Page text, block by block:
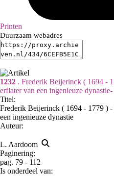
Printen
Duurzaam webadres
1232 . Frederik Beijerinck ( 1694 -
erflater van een ingenieuze
Titel:
Frederik Beijerinck ( 1694 - 1779 )
een ingenieuze dynastie
Auteur:
L. Aardoom
Paginering:
pag. 79 - 112
Is onderdeel van: